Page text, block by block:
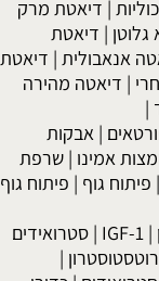
| דיאטת מרק
| דיאטת
אנאבולית | דיאטת
| דיאטה מהירה
|
| אבקות
אמינו |שרפת
| פיתוח גוף | פיתוח גוף
|
IGF-1
|סטרואידים
|